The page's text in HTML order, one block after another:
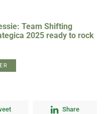
Team Shifting
2025 ready to rock
Share